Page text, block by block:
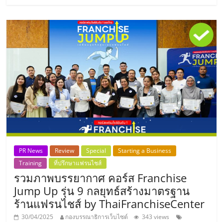
ข้อมูล
ธุรกิจ
SME
ประเทศไทย,
ThaiSMEsCenter,
รวม
ธุรกิจ
เอ
เอ็
มอี
ไทย,
SMEs,
แฟ
รน
ไชส์,
PR News Review Special
Starting a Business
Training
ที่ปรึกษาแฟรนไชส์
รวมภาพบรรยากาศ คอร์ส Franchise
Jump Up รุ่น 9 กลยุทธ์สร้างมาตรฐาน
ร้านแฟรนไชส์ by ThaiFranchiseCenter
30/04/2025 กองบรรณาธิการเว็บไซต์
343 views